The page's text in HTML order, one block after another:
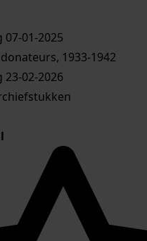
01-2025
1933-1942
02-2026